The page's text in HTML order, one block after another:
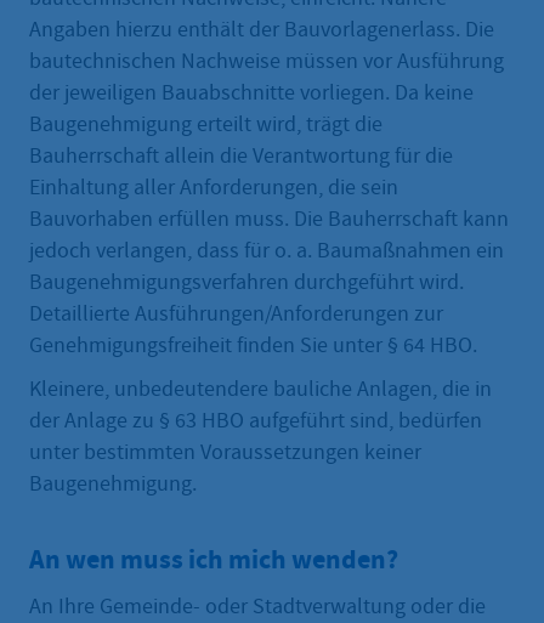
Angaben hierzu enthält der Bauvorlagenerlass. Die
bautechnischen Nachweise müssen vor Ausführung
der jeweiligen Bauabschnitte vorliegen. Da keine
Baugenehmigung erteilt wird, trägt die
Bauherrschaft allein die Verantwortung für die
Einhaltung aller Anforderungen, die sein
Bauvorhaben erfüllen muss. Die Bauherrschaft kann
jedoch verlangen, dass für o. a. Baumaßnahmen ein
Baugenehmigungsverfahren durchgeführt wird.
Detaillierte Ausführungen/Anforderungen zur
Genehmigungsfreiheit finden Sie unter § 64 HBO.
Kleinere, unbedeutendere bauliche Anlagen, die in
der Anlage zu § 63 HBO aufgeführt sind, bedürfen
unter bestimmten Voraussetzungen keiner
Baugenehmigung.
An wen muss ich mich wenden?
An Ihre Gemeinde- oder Stadtverwaltung oder die